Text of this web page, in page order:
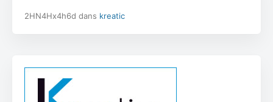
2HN4Hx4h6d dans kreatic